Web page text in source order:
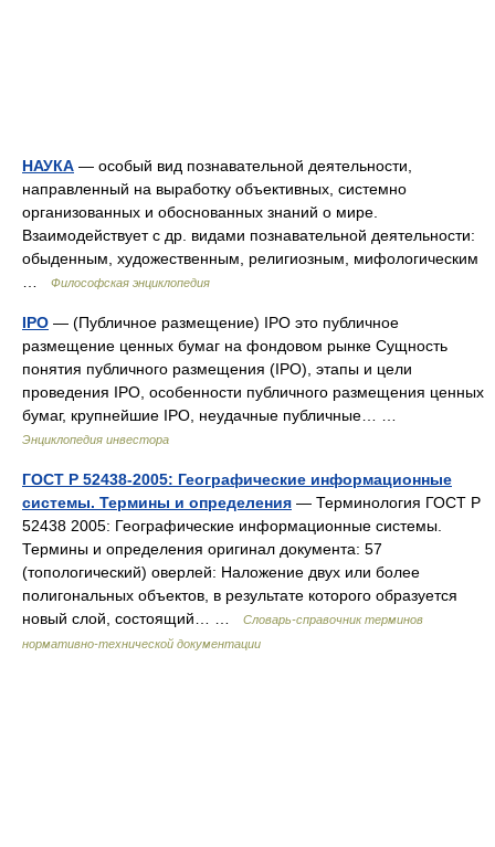
НАУКА — особый вид познавательной деятельности,
направленный на выработку объективных, системно
организованных и обоснованных знаний о мире.
Взаимодействует с др. видами познавательной деятельности:
обыденным, художественным, религиозным, мифологическим
Философская энциклопедия
IPO — (Публичное размещение) IPO это публичное
размещение ценных бумаг на фондовом рынке Сущность
понятия публичного размещения (IPO), этапы и цели
проведения IPO, особенности публичного размещения ценных
бумаг, крупнейшие IPO, неудачные публичные… …
Энциклопедия инвестора
ГОСТ Р 52438-2005: Географические информационные
системы. Термины и определения — Терминология ГОСТ Р
52438 2005: Географические информационные системы.
Термины и определения оригинал документа: 57
(топологический) оверлей: Наложение двух или более
полигональных объектов, в результате которого образуется
новый слой, состоящий… …
Словарь-справочник терминов
нормативно-технической документации